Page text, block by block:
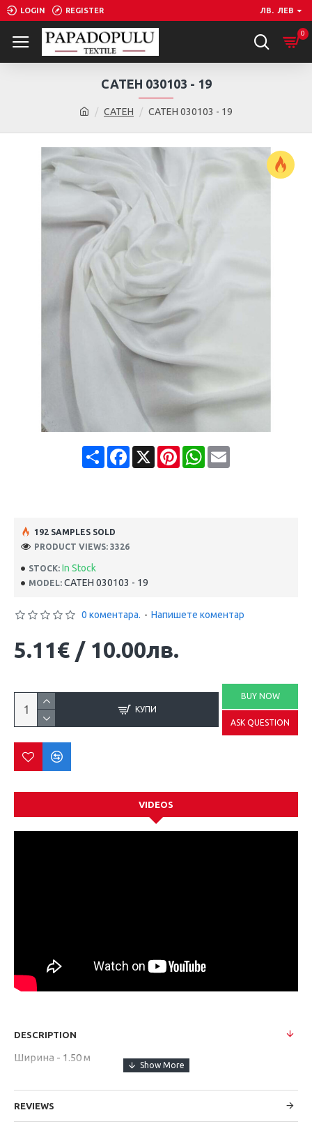
LOGIN REGISTER ЛВ. ЛЕВ
0
САТЕН САТЕН 030103 - 19
САТЕН 030103 - 19
ShareFacebook
X PinterestWhatsApp
Email
STOCK: In Stock
MODEL: САТЕН 030103 - 19
192 SAMPLES SOLD
PRODUCT VIEWS: 3326
0 коментара. - Напишете коментар
5.11€ / 10.00лв.
КУПИ
BUY NOW
ASK QUESTION
VIDEOS
DESCRIPTION
Ширина - 1.50 м
REVIEWS